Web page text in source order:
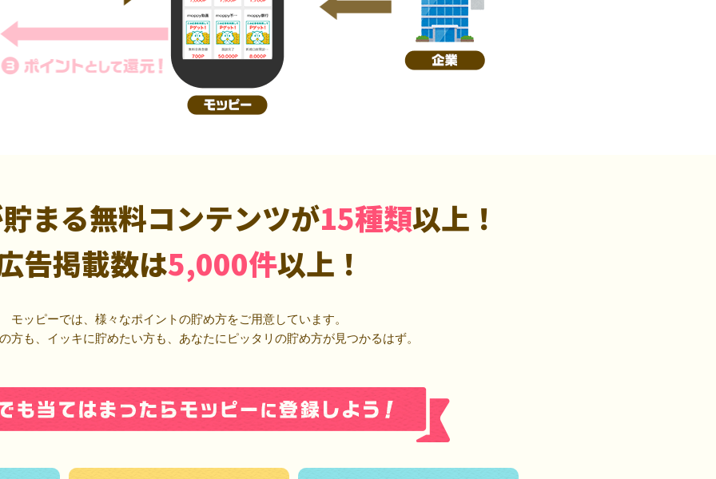
まる無料コンテンツが15種類以上！
告掲載数は5,000件以上！
モッピーでは、様々なポイントの貯め方をご用意しています。
方も、イッキに貯めたい方も、あなたにピッタリの貯め方が見つかるはず。